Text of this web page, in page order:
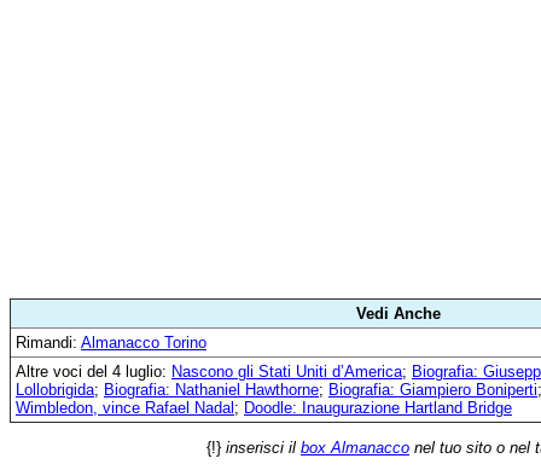
Vedi Anche
Rimandi: Almanacco Torino
Altre voci del 4 luglio: Nascono gli Stati Uniti d’America; Biografia:
Lollobrigida; Biografia: Nathaniel Hawthorne; Biografia: Giampiero Boniperti
Wimbledon, vince Rafael Nadal ; Doodle: Inaugurazione Hartland Bridge
{!} inserisci il box Almanacco nel tuo sito o nel